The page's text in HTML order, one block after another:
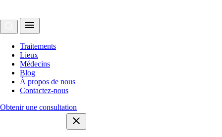
Traitements
Lieux
Médecins
Blog
À propos de nous
Contactez-nous
Obtenir une consultation